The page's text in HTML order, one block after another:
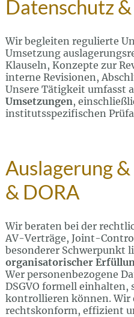
Datenschutz
Wir begleiten regulierte
Umsetzung
Klauseln, Konzepte zur
interne Revisionen,
Unsere Tätigkeit umfasst
Umsetzungen,
institutsspezifischen
Auslagerung
& DORA
Wir beraten bei der
AV-Verträge, Joint-
besonderer Schwerpunkt
organisatorischer
Wer personenbezogene
DSGVO formell einhalten,
kontrollieren können. Wir
rechtskonform, effizient